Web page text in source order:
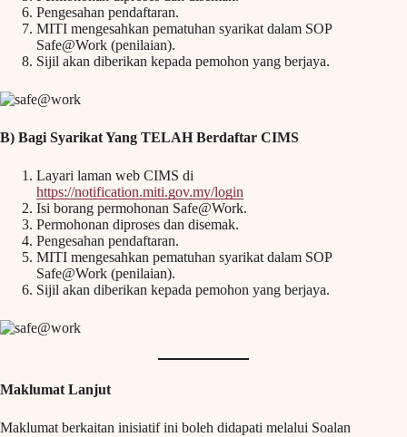
Pengesahan pendaftaran.
MITI mengesahkan pematuhan syarikat dalam SOP
Safe@Work (penilaian).
Sijil akan diberikan kepada pemohon yang berjaya.
B) Bagi Syarikat Yang TELAH Berdaftar CIMS
Layari laman web CIMS di
https://notification.miti.gov.my/login
Isi borang permohonan Safe@Work.
Permohonan diproses dan disemak.
Pengesahan pendaftaran.
MITI mengesahkan pematuhan syarikat dalam SOP
Safe@Work (penilaian).
Sijil akan diberikan kepada pemohon yang berjaya.
Maklumat Lanjut
Maklumat berkaitan inisiatif ini boleh didapati melalui Soalan